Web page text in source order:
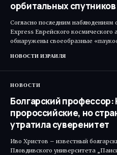
орбитальных спутников
Согласно последним наблюдениям
Express Еврейского космического
обнаружены своеобразные
НОВОСТИ ИЗРАИЛЯ
НОВОСТИ
Болгарский профессор:
пророссийские, но
утратила суверенитет
Иво Христов – известный
Пловдивского университета